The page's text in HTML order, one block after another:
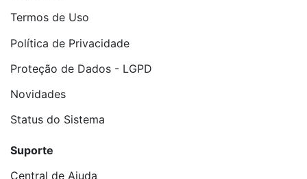
Termos de Uso
Política de Privacidade
Proteção de Dados - LGPD
Novidades
Status do Sistema
Suporte
Central de Ajuda